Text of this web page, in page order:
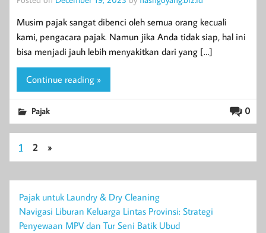
Musim pajak sangat dibenci oleh semua orang kecuali
kami, pengacara pajak. Namun jika Anda tidak siap, hal ini
bisa menjadi jauh lebih menyakitkan dari yang […]
Continue reading »
0
Pajak
1 2 »
Pajak untuk Laundry & Dry Cleaning
Navigasi Liburan Keluarga Lintas Provinsi: Strategi
Penyewaan MPV dan Tur Seni Batik Ubud